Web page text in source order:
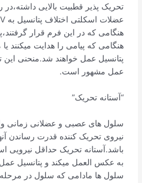
تحریک پذیر قطبیت بالایی
هنگامی که در این فرم قرار
هنگامی که پیامی را هدایت میکنند
پتانسیل عمل خواهند شد.منحنی این
عمل مشهور است.
“آستانه تحریک”
سلول های عصبی و عضلانی زمانی
نیروی تحریک کننده قدرت رساندن
باشد.آستانه تحریک حداقل نیرویی
به عکس العمل میکند و پتانسیل
سلول ها مادامی که سلول در مرحله